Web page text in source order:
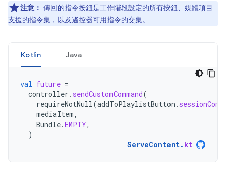
注意： 傳回的指令按鈕是工作階段設定的所有按鈕、媒體項目
支援的指令集，以及遙控器可用指令的交集。
Kotlin Java
val future =
controller . sendCustomCommand(
requireNotNull(addToPlaylistButton .
mediaItem,
Bundle.EMPTY,
)
ServeContent. kt